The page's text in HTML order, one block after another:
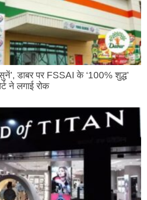
डाबर पर FSSAI के ‘100% शुद्ध’
ने लगाई रोक